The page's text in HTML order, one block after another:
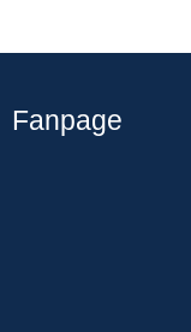
Fanpage